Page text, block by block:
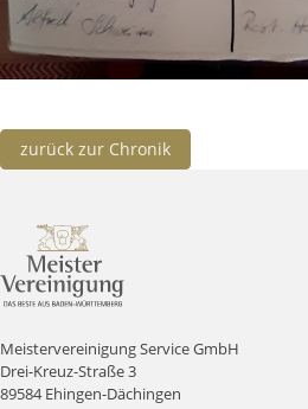
zurück zur Chronik
Meistervereinigung Service GmbH
Drei-Kreuz-Straße 3
89584 Ehingen-Dächingen